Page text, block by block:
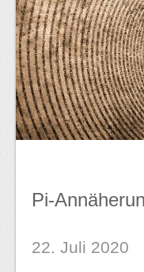
Pi-
22. Juli 2020